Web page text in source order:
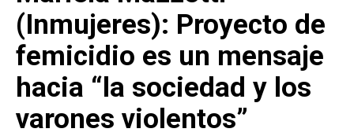
(Inmujeres): Proyecto de
femicidio es un mensaje
hacia “la sociedad y los
varones violentos”